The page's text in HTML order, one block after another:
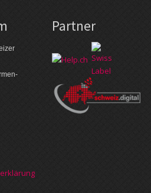
Partner